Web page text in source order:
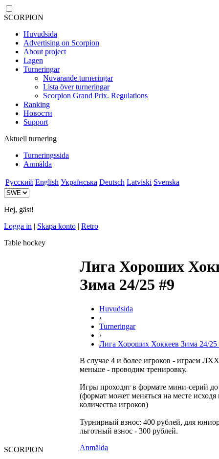
SCORPION
Huvudsida
Advertising on Scorpion
About project
Lagen
Turneringar
Nuvarande turneringar
Lista över turneringar
Scorpion Grand Prix. Regulations
Ranking
Новости
Support
Aktuell turnering
Turneringssida
Anmälda
Русский English Українська Deutsch Latviski Svenska
Hej, gäst!
Logga in | Skapa konto | Retro
Table hockey
SCORPION
Лига Хороших
Зима 24/25 #9
Huvudsida
›
Turneringar
›
Лига Хороших Хоккеев Зима 24/25
В случае 4 и более игроков - играем
меньше - проводим тренировку.
Игры проходят в формате мини-серий
(формат может меняться на месте исходя
количества игроков)
Турнирный взнос: 400 рублей, для
льготный взнос - 300 рублей.
Anmälda